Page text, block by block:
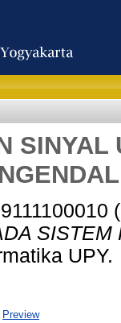
SINYAL
UPY.
Preview